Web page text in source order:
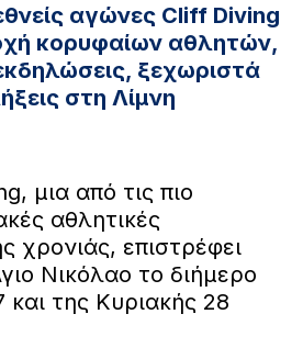
αγώνες Cliff Diving
κορυφαίων αθλητών,
ξεχωριστά
στη Λίμνη
μια από τις πιο
αθλητικές
χρονιάς, επιστρέφει
Νικόλαο το διήμερο
της Κυριακής 28